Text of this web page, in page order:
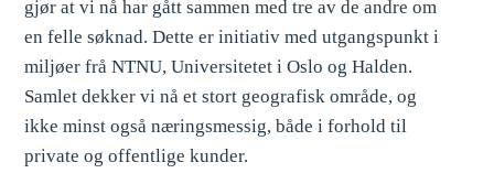
gjør at vi nå har gått sammen med tre av de andre om
en felle søknad. Dette er initiativ med utgangspunkt i
miljøer frå NTNU, Universitetet i Oslo og Halden.
Samlet dekker vi nå et stort geografisk område, og
ikke minst også næringsmessig, både i forhold til
private og offentlige kunder.